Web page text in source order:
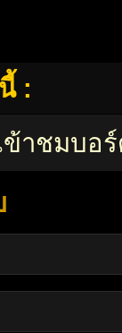
:
าชมบอ